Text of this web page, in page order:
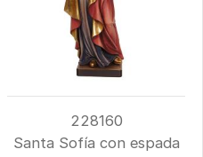
228160
Santa Sofía con espada